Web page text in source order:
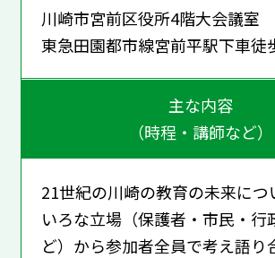
川崎市宮前区役所4階大会議室
東急田園都市線宮前平駅下車徒
主な内容
（時程・講師など）
21世紀の川崎の教育の未来につ
いろな立場（保護者・市民・行
ど）から参加者全員で考え語り